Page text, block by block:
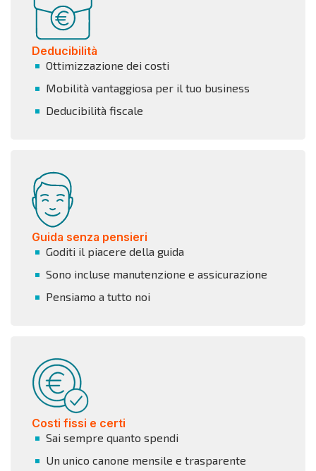
Deducibilità
Ottimizzazione dei costi
Mobilità vantaggiosa per il tuo business
Deducibilità fiscale
Guida senza pensieri
Goditi il piacere della guida
Sono incluse manutenzione e assicurazione
Pensiamo a tutto noi
Costi fissi e certi
Sai sempre quanto spendi
Un unico canone mensile e trasparente